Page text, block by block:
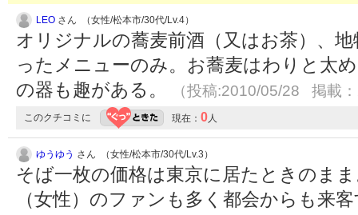
LEO さん （女性/松本市/30代/Lv.4）
オリジナルの蕎麦前酒（又はお茶）、
ったメニューのみ。お蕎麦はわりと太
の器も趣がある。
（投稿:2010/05/28 掲載
このクチコミに 現在： 0人
ゆうゆう さん （女性/松本市/30代/Lv.3）
そば一枚の価格は東京に居たときのま
（女性）のファンも多く都会からも来